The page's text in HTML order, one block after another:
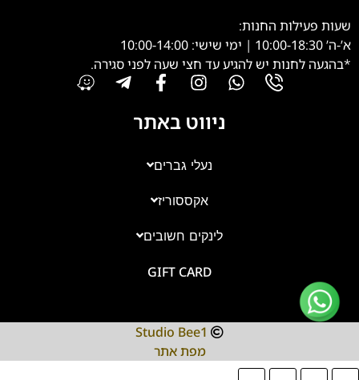
שעות פעילות החנות:
א’-ה’ 10:00-18:30 | ימי שישי: 10:00-14:00
*בהגעה לחנות יש להגיע עד חצי שעה לפני סגירה.
ניווט באתר
נעלי גברים
אקססוריז
לינקים חשובים
GIFT CARD
Studio Bee1
מפת אתר